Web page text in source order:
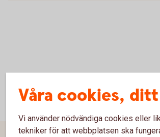
Våra cookies,
Vi använder nödvändiga cookies eller
tekniker för att webbplatsen ska